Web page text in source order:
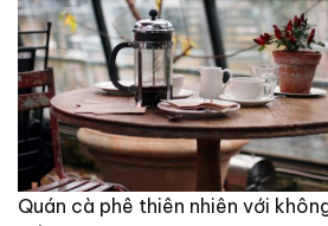
Quán cà phê thiên nhiên với